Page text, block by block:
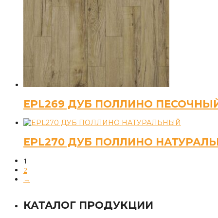
EPL269 ДУБ ПОЛЛИНО
EPL270 ДУБ ПОЛЛИНО
1
2
→
КАТАЛОГ ПРОДУКЦИИ